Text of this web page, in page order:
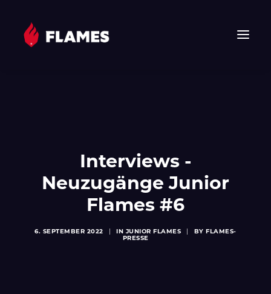
VEREIN
SPONSOREN & PARTNER
Interviews -
Neuzugänge Junior
Flames #6
6. SEPTEMBER 2022 IN JUNIOR FLAMES BY FLAMES-
PRESSE